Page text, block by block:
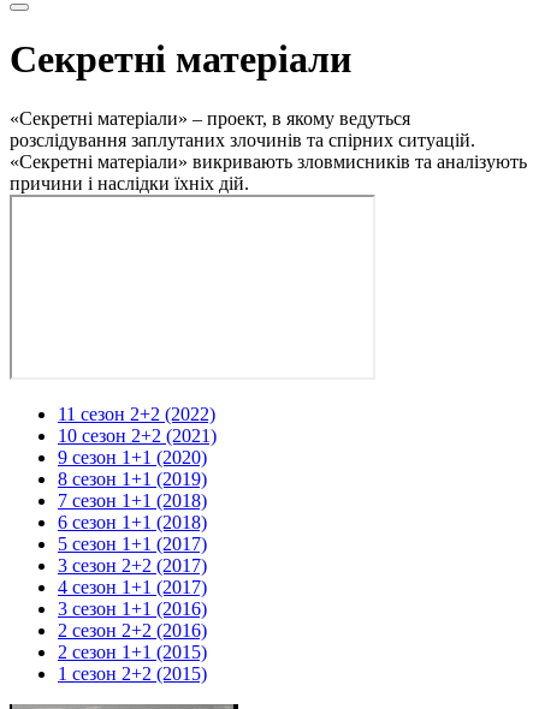
Секретні матеріали
«Секретні матеріали» – проект, в якому ведуться
розслідування заплутаних злочинів та спірних ситуацій.
«Секретні матеріали» викривають зловмисників та аналізують
причини і наслідки їхніх дій.
11 сезон 2+2 (2022)
10 сезон 2+2 (2021)
9 сезон 1+1 (2020)
8 сезон 1+1 (2019)
7 сезон 1+1 (2018)
6 сезон 1+1 (2018)
5 сезон 1+1 (2017)
3 сезон 2+2 (2017)
4 сезон 1+1 (2017)
3 сезон 1+1 (2016)
2 сезон 2+2 (2016)
2 сезон 1+1 (2015)
1 сезон 2+2 (2015)